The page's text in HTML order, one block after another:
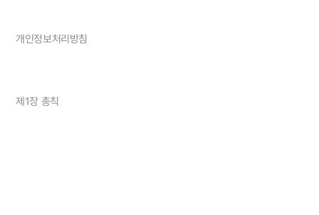
개인정보처리방침
제1장 총칙